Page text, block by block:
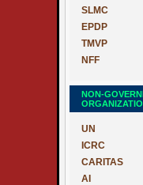
SLMC
EPDP
TMVP
NFF
NON-
UN
ICRC
CARITAS
AI